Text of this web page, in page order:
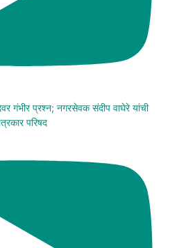
गंभीर प्रश्न; नगरसेवक संदीप वाघेरे यांची
परिषद